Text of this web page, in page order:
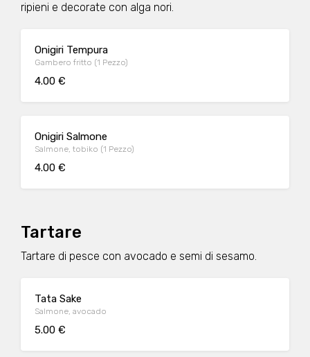
ripieni e decorate con alga nori.
Onigiri Tempura
Gambero fritto (1 Pezzo)
4.00 €
Onigiri Salmone
Salmone, tobiko (1 Pezzo)
4.00 €
Tartare
Tartare di pesce con avocado e semi di sesamo.
Tata Sake
Salmone, avocado
5.00 €